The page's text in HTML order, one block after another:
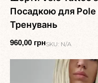
Посадкою для Pole
Тренувань
960,00 грнSKU: N/A